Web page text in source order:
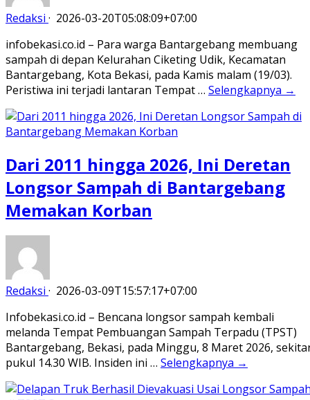
Redaksi · 2026-03-20T05:08:09+07:00
infobekasi.co.id – Para warga Bantargebang membuang
sampah di depan Kelurahan Ciketing Udik, Kecamatan
Bantargebang, Kota Bekasi, pada Kamis malam (19/03).
Peristiwa ini terjadi lantaran Tempat … Selengkapnya →
Dari 2011 hingga 2026, Ini Deretan
Longsor Sampah di Bantargebang
Memakan Korban
Redaksi · 2026-03-09T15:57:17+07:00
Infobekasi.co.id – Bencana longsor sampah kembali
melanda Tempat Pembuangan Sampah Terpadu (TPST)
Bantargebang, Bekasi, pada Minggu, 8 Maret 2026,
pukul 14.30 WIB. Insiden ini … Selengkapnya →